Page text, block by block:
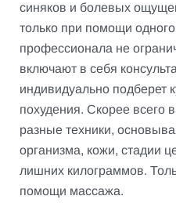
синяков и болевых
только при помощи
профессионала не
включают в себя
индивидуально подберет
похудения. Скорее всего
разные техники,
организма, кожи, стадии
лишних килограммов.
помощи массажа.